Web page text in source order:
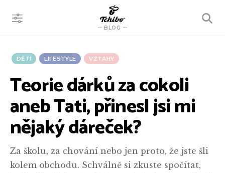
BLOG
VYHLEDÁVÁNÍ
DĚTI LIFESTYLE VZTAHY
Teorie dárků za cokoli
aneb Tati, přinesl jsi mi
nějaký dáreček?
Za školu, za chování nebo jen proto, že jste šli
kolem obchodu. Schválně si zkuste spočítat,